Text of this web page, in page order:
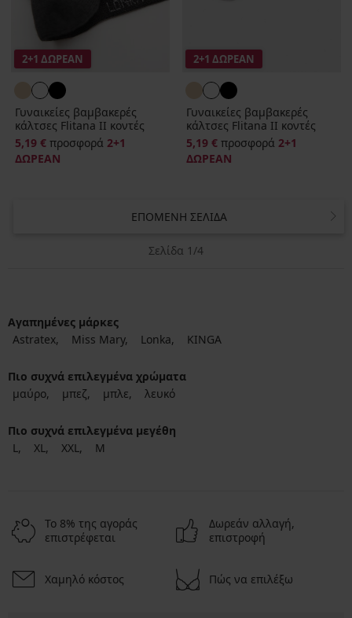
2+1 ΔΩΡΕΑΝ
Γυναικείες βαμβακερές
κάλτσες Flitana II κοντές
5,19 € προσφορά 2+1
ΔΩΡΕΑΝ
2+1 ΔΩΡΕΑΝ
Γυναικείες βαμβακερές
κάλτσες Flitana II κοντές
5,19 € προσφορά 2+1
ΔΩΡΕΑΝ
ΕΠΌΜΕΝΗ ΣΕΛΊΔΑ
Σελίδα 1/4
Αγαπημένες μάρκες
Astratex
Miss Mary Lonka KINGA
Πιο συχνά επιλεγμένα χρώματα
μαύρο
μπεζ μπλε λευκό
Πιο συχνά επιλεγμένα μεγέθη
L
XL XXL M
Το 8% της αγοράς
επιστρέφεται
Δωρεάν αλλαγή,
επιστροφή
Χαμηλό κόστος Πώς να επιλέξω